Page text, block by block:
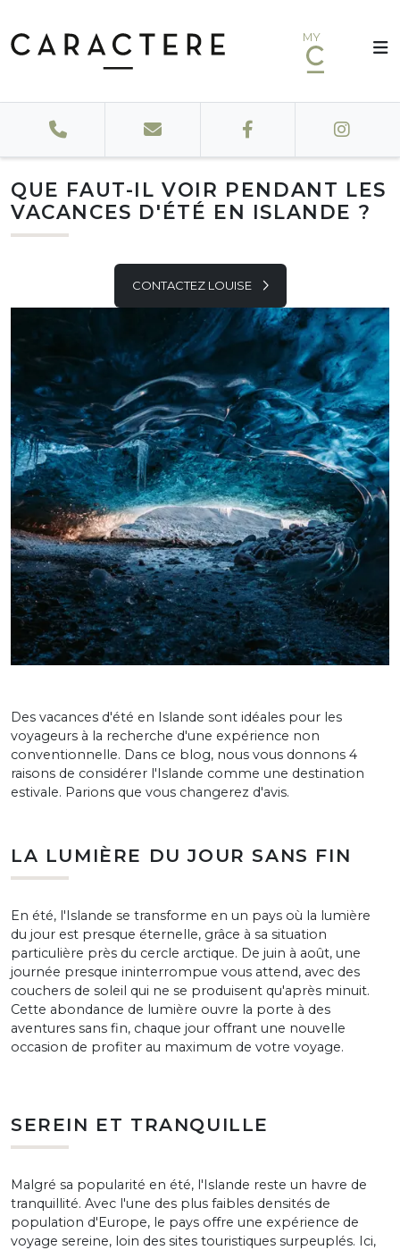
MY
QUE FAUT-IL VOIR PENDANT LES
VACANCES D'ÉTÉ EN ISLANDE ?
CONTACTEZ LOUISE
Des vacances d'été en Islande sont idéales pour les
voyageurs à la recherche d'une expérience non
conventionnelle. Dans ce blog, nous vous donnons 4
raisons de considérer l'Islande comme une destination
estivale. Parions que vous changerez d'avis.
LA LUMIÈRE DU JOUR SANS FIN
En été, l'Islande se transforme en un pays où la lumière
du jour est presque éternelle, grâce à sa situation
particulière près du cercle arctique. De juin à août, une
journée presque ininterrompue vous attend, avec des
couchers de soleil qui ne se produisent qu'après minuit.
Cette abondance de lumière ouvre la porte à des
aventures sans fin, chaque jour offrant une nouvelle
occasion de profiter au maximum de votre voyage.
SEREIN ET TRANQUILLE
Malgré sa popularité en été, l'Islande reste un havre de
tranquillité. Avec l'une des plus faibles densités de
population d'Europe, le pays offre une expérience de
voyage sereine, loin des sites touristiques surpeuplés. Ici,